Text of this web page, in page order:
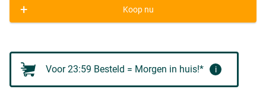
+ Koop nu
Voor 23:59 Besteld = Morgen in huis!* i